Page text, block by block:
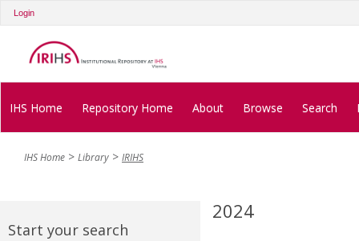
Login
IHS Home Repository Home About Browse Search
IHS Home Library IRIHS
Start your search
2024